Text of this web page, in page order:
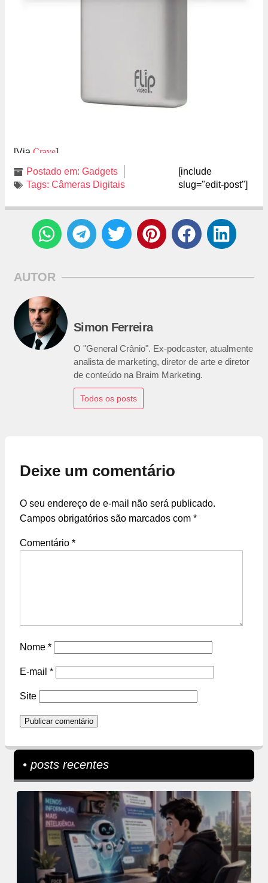
[Via Crave]
Postado em: Gadgets
Tags: Câmeras Digitais
[include
slug="edit-post"]
AUTOR
Simon Ferreira
O "General Crânio". Ex-podcaster, atualmente
analista de marketing, diretor de arte e diretor
de conteúdo na Braim Marketing.
Todos os posts
Deixe um comentário
O seu endereço de e-mail não será publicado.
Campos obrigatórios são marcados com *
Comentário *
Nome *
E-mail *
Site
• posts recentes